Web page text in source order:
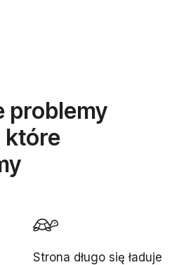
problemy
które
Strona długo się ładuje